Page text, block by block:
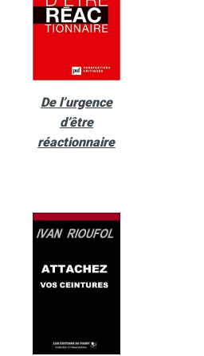
De l’urgence
d’être
réactionnaire